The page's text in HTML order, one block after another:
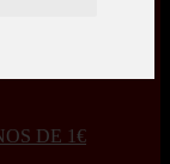
DE 1€